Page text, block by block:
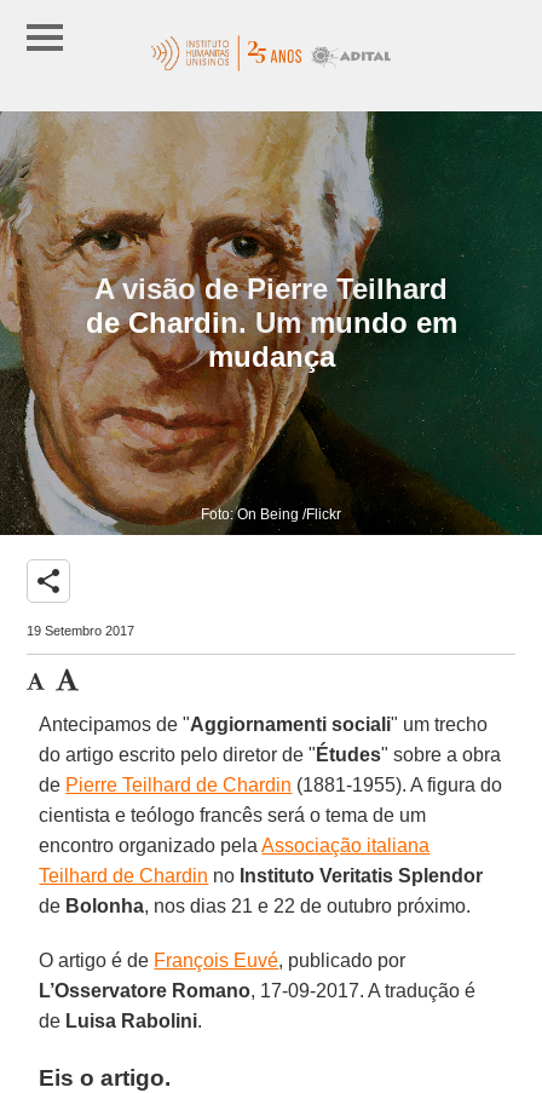
A visão de Pierre Teilhard
de Chardin. Um mundo em
mudança
Foto: On Being /Flickr
share
19 Setembro 2017
Antecipamos de "Aggiornamenti sociali" um trecho
do artigo escrito pelo diretor de " Études" sobre a obra
de Pierre Teilhard de Chardin (1881-1955). A figura do
cientista e teólogo francês será o tema de um
encontro organizado pelaAssociação italiana
Teilhard de Chardin no Instituto Veritatis Splendor
de Bolonha, nos dias 21 e 22 de outubro próximo.
O artigo é de François Euvé, publicado por
L’Osservatore Romano, 17-09-2017. A tradução é
de Luisa Rabolini.
Eis o artigo.